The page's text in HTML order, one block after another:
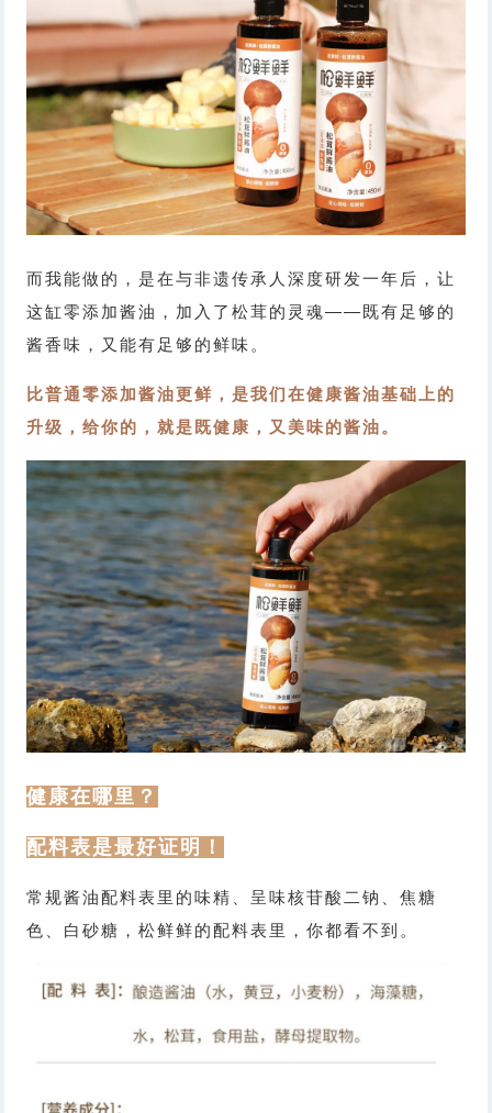
而我能做的，是在与非遗传承人深度研发一年后，让
这缸零添加酱油，加入了松茸的灵魂——既有足够的
酱香味，又能有足够的鲜味。
比普通零添加酱油更鲜，是我们在健康酱油基础上的
升级，给你的，就是既健康，又美味的酱油。
健康在哪里？
配料表是最好证明！
常规酱油配料表里的味精、呈味核苷酸二钠、焦糖
色、白砂糖，松鲜鲜的配料表里，你都看不到。